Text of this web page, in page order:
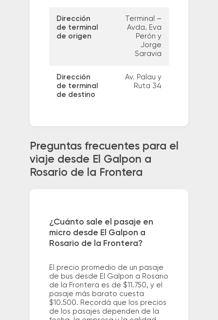
Dirección
de terminal
de origen
Terminal –
Avda. Eva
Perón y
Jorge
Saravia
Dirección
de terminal
de destino
Av. Palau y
Ruta 34
Preguntas frecuentes para el
viaje desde El Galpon a
Rosario de la Frontera
¿Cuánto sale el pasaje en
micro desde El Galpon a
Rosario de la Frontera?
El precio promedio de un pasaje
de bus desde El Galpon a Rosario
de la Frontera es de $11.750, y el
pasaje más barato cuesta
$10.500. Recordá que los precios
de los pasajes dependen de la